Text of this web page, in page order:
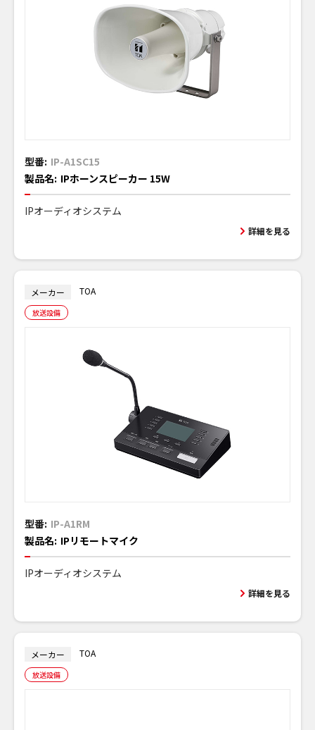
型番: IP-A1SC15
製品名: IPホーンスピーカー 15W
IPオーディオシステム
詳細を見る
メーカー TOA
放送設備
型番: IP-A1RM
製品名: IPリモートマイク
IPオーディオシステム
詳細を見る
メーカー TOA
放送設備